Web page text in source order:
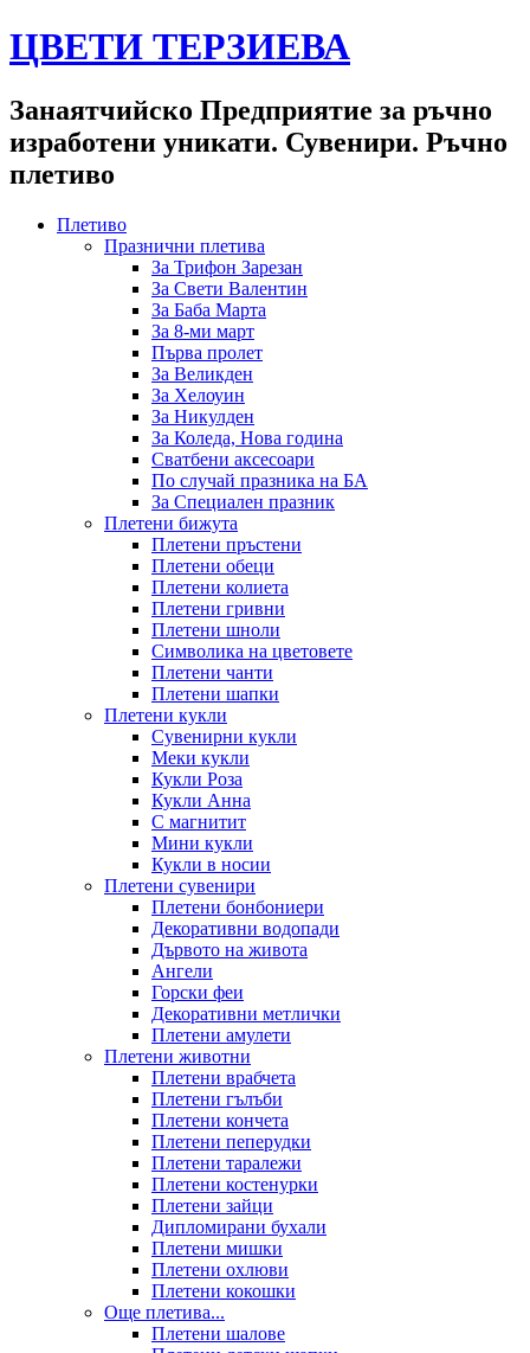
ЦВЕТИ ТЕРЗИЕВА
Занаятчийско Предприятие за ръчно
изработени уникати. Сувенири. Ръчно
плетиво
Плетиво
Празнични плетива
За Трифон Зарезан
За Свети Валентин
За Баба Марта
За 8-ми март
Първа пролет
За Великден
За Хелоуин
За Никулден
За Коледа, Нова година
Сватбени аксесоари
По случай празника на БА
За Специален празник
Плетени бижута
Плетени пръстени
Плетени обeци
Плетени колиета
Плетени гривни
Плетени шноли
Символика на цветовете
Плетени чанти
Плетени шапки
Плетени кукли
Сувенирни кукли
Меки кукли
Кукли Роза
Кукли Анна
С магнитит
Мини кукли
Кукли в носии
Плетени сувенири
Плетени бонбониери
Декоративни водопади
Дървото на живота
Ангели
Горски феи
Декоративни метлички
Плетени амулети
Плетени животни
Плетени врабчета
Плетени гълъби
Плетени кончета
Плетени пеперудки
Плетени таралежи
Плетени костенурки
Плетени зайци
Дипломирани бухали
Плетени мишки
Плетени охлюви
Плетени кокошки
Още плетива...
Плетени шалове